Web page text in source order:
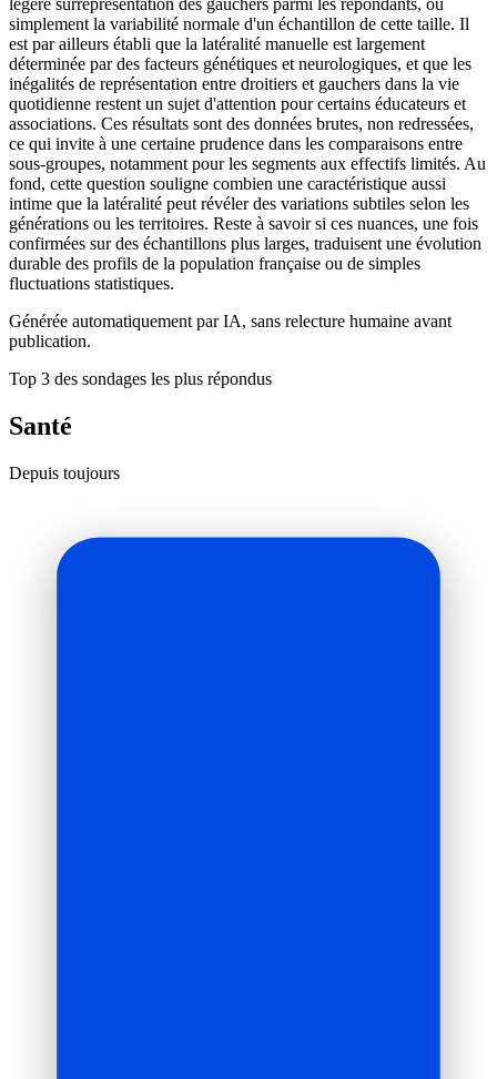
simplement la variabilité normale d'un échantillon de cette taille. Il
est par ailleurs établi que la latéralité manuelle est largement
déterminée par des facteurs génétiques et neurologiques, et que les
inégalités de représentation entre droitiers et gauchers dans la vie
quotidienne restent un sujet d'attention pour certains éducateurs et
associations. Ces résultats sont des données brutes, non redressées,
ce qui invite à une certaine prudence dans les comparaisons entre
sous-groupes, notamment pour les segments aux effectifs limités. Au
fond, cette question souligne combien une caractéristique aussi
intime que la latéralité peut révéler des variations subtiles selon les
générations ou les territoires. Reste à savoir si ces nuances, une fois
confirmées sur des échantillons plus larges, traduisent une évolution
durable des profils de la population française ou de simples
fluctuations statistiques.
Générée automatiquement par IA, sans relecture humaine avant
publication.
Top 3 des sondages les plus répondus
Santé
Depuis toujours